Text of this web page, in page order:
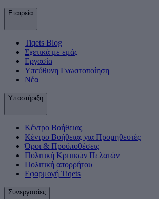
Εταιρεία
Tiqets Βlog
Σχετικά με εμάς
Εργασία
Υπεύθυνη Γνωστοποίηση
Νέα
Υποστήριξη
Κέντρο Βοήθειας
Κέντρο Βοήθειας για Προμηθευτές
Όροι & Προϋποθέσεις
Πολιτική Κριτικών Πελατών
Πολιτική απορρήτου
Εφαρμογή Tiqets
Συνεργασίες